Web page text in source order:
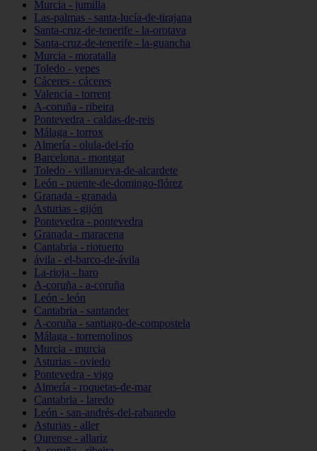
Murcia - jumilla
Las-palmas - santa-lucía-de-tirajana
Santa-cruz-de-tenerife - la-orotava
Santa-cruz-de-tenerife - la-guancha
Murcia - moratalla
Toledo - yepes
Cáceres - cáceres
Valencia - torrent
A-coruña - ribeira
Pontevedra - caldas-de-reis
Málaga - torrox
Almería - olula-del-río
Barcelona - montgat
Toledo - villanueva-de-alcardete
León - puente-de-domingo-flórez
Granada - granada
Asturias - gijón
Pontevedra - pontevedra
Granada - maracena
Cantabria - riotuerto
ávila - el-barco-de-ávila
La-rioja - haro
A-coruña - a-coruña
León - león
Cantabria - santander
A-coruña - santiago-de-compostela
Málaga - torremolinos
Murcia - murcia
Asturias - oviedo
Pontevedra - vigo
Almería - roquetas-de-mar
Cantabria - laredo
León - san-andrés-del-rabanedo
Asturias - aller
Ourense - allariz